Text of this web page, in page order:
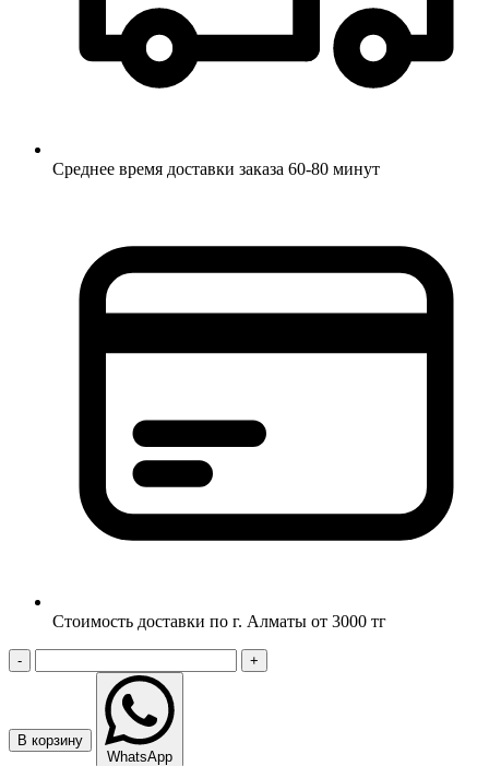
Среднее время доставки заказа 60-80 минут
Стоимость доставки по г. Алматы от 3000 тг
- +
В корзину
WhatsApp